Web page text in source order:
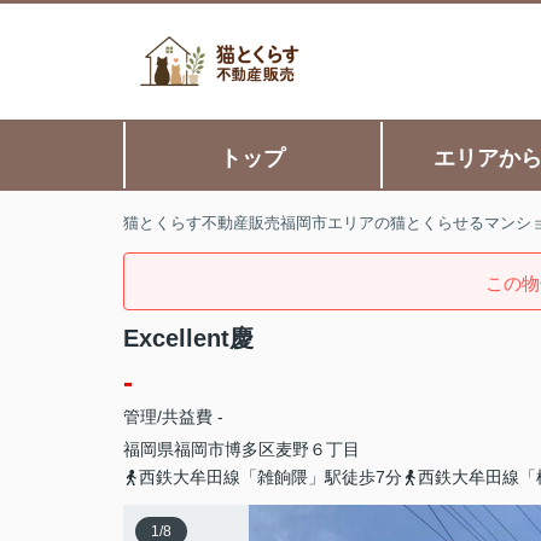
トップ エリアか
猫とくらす不動産販売福岡市エリアの猫とくらせるマンシ
この
Excellent慶
-
管理/共益費 -
福岡県福岡市博多区麦野６丁目
西鉄大牟田線「雑餉隈」駅徒歩7分
西鉄大牟田線
1/8